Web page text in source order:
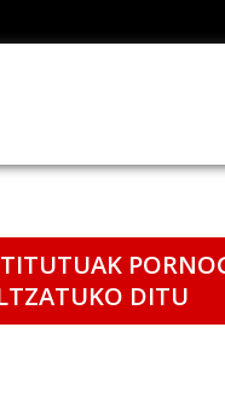
DITU